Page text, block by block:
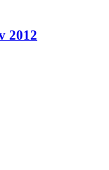
2012